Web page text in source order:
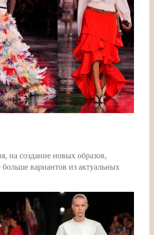
на создание новых образов,
вариантов из актуальных